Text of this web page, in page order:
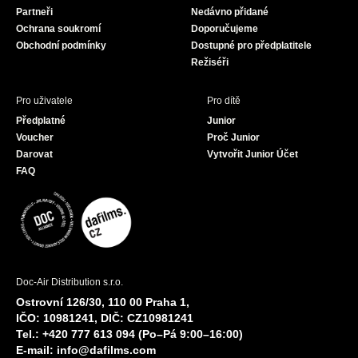
Partneři
Ochrana soukromí
Obchodní podmínky
Nedávno přidané
Doporučujeme
Dostupné pro předplatitele
Režiséři
Pro uživatele
Předplatné
Voucher
Darovat
FAQ
Pro dítě
Junior
Proč Junior
Vytvořit Junior Účet
Doc-Air Distribution s.r.o.
Ostrovní 126/30, 110 00 Praha 1,
IČO: 10981241, DIČ: CZ10981241
Tel.: +420 777 613 094 (Po–Pá 9:00–16:00)
E-mail: info@dafilms.com